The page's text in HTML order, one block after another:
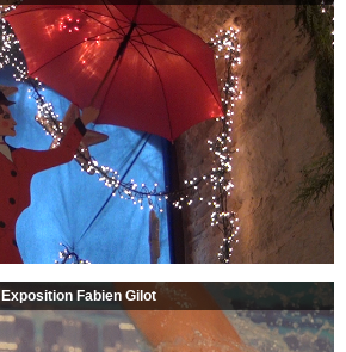
Exposition Fabien Gilot